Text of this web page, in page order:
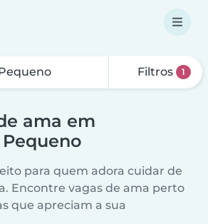
Filtros 1
ama em
para quem adora cuidar de
Encontre vagas de ama perto
que apreciam a sua